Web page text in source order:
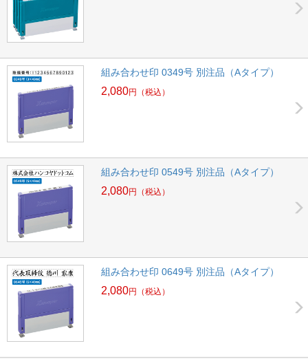
組み合わせ印 0349号 別注品（Aタイプ）
2,080円 （税込）
組み合わせ印 0549号 別注品（Aタイプ）
2,080円 （税込）
組み合わせ印 0649号 別注品（Aタイプ）
2,080円 （税込）